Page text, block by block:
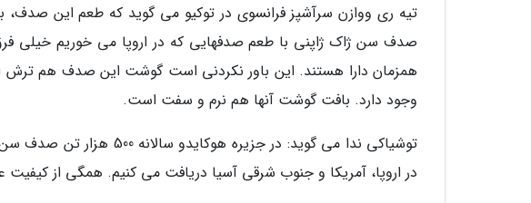
تیه ری ووازن سرآشپز فرانسوی در توکیو می گوید که طعم این صدف،
صدف سن ژاک ژاپنی با طعم صدفهایی که در اروپا می خوریم خیلی
همزمان دارا هستند. این باور نکردنی است گوشت این صدف هم
وجود دارد. بافت گوشت آنها هم نرم و سفت است.
توشیاکی ندا می گوید: در
در اروپا، آمریکا و جنوب شرقی آسیا دریافت می کنیم. همگی از